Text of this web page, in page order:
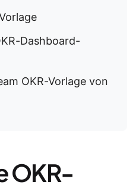
Dashboard-
OKR-Vorlage von
OKR-